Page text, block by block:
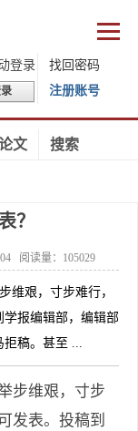
登录
找回密码
注册账号
文 搜索
？
阅读量： 105029
维艰，寸步难行，
报编辑部，编辑部
拒稿。甚至 ...
步维艰，寸步
发表。投稿到